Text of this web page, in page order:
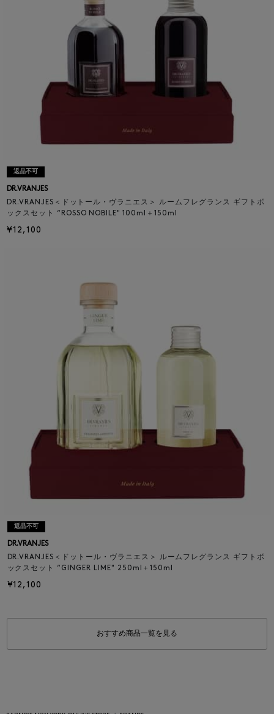
返品不可
DR.VRANJES
DR.VRANJES＜ドットール・ヴラニエス＞ ルームフレグランス ギフトボ
ックスセット “ROSSO NOBILE" 100ml＋150ml
¥12,100
返品不可
DR.VRANJES
DR.VRANJES＜ドットール・ヴラニエス＞ ルームフレグランス ギフトボ
ックスセット “GINGER LIME" 250ml＋150ml
¥12,100
おすすめ商品一覧を見る